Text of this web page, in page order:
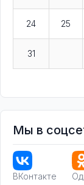
24 25
31
Мы в
ВКонтакте